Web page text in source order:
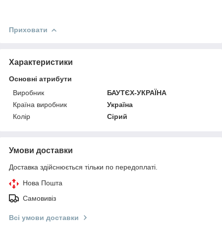
Приховати
Характеристики
Основні атрибути
Виробник
БАУТЄХ-УКРАЇНА
Країна виробник
Україна
Колір
Сірий
Умови доставки
Доставка здійснюється тільки по передоплаті.
Нова Пошта
Самовивіз
Всі умови доставки